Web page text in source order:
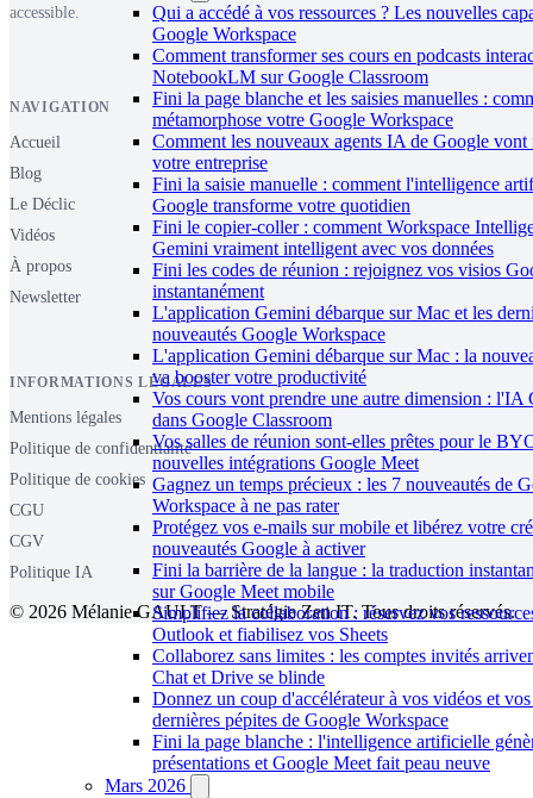
Qui a accédé à vos ressources ? Les nouvelles
Google Workspace
Comment transformer ses cours en podcasts
NotebookLM sur Google Classroom
Fini la page blanche et les saisies manuelles :
métamorphose votre Google Workspace
Comment les nouveaux agents IA de Google
votre entreprise
Fini la saisie manuelle : comment l'intelligence
Google transforme votre quotidien
Fini le copier-coller : comment Workspace
Gemini vraiment intelligent avec vos données
Fini les codes de réunion : rejoignez vos visios
instantanément
L'application Gemini débarque sur Mac et les
nouveautés Google Workspace
L'application Gemini débarque sur Mac : la
va booster votre productivité
Vos cours vont prendre une autre dimension : l'IA
dans Google Classroom
Vos salles de réunion sont-elles prêtes pour le
nouvelles intégrations Google Meet
Gagnez un temps précieux : les 7 nouveautés de
Workspace à ne pas rater
Protégez vos e-mails sur mobile et libérez votre
nouveautés Google à activer
Fini la barrière de la langue : la traduction
sur Google Meet mobile
Simplifiez la collaboration : réservez vos
Outlook et fiabilisez vos Sheets
Collaborez sans limites : les comptes invités
Chat et Drive se blinde
Donnez un coup d'accélérateur à vos vidéos et
dernières pépites de Google Workspace
Fini la page blanche : l'intelligence artificielle
présentations et Google Meet fait peau neuve
Mars 2026
accessible.
NAVIGATION
Accueil
Blog
Le Déclic
Vidéos
À propos
Newsletter
INFORMATIONS LÉGALES
Mentions légales
Politique de confidentialité
Politique de cookies
CGU
CGV
Politique IA
© 2026 Mélanie GAULT — Stratégie Zen IT. Tous droits réservés.